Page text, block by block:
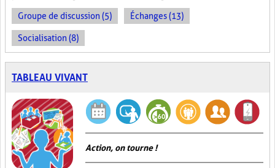
Groupe de discussion (5) Échanges (13)
Socialisation (8)
TABLEAU VIVANT
Action, on tourne !